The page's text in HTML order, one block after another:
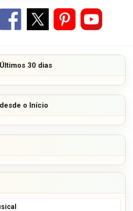
30 dias
o Início